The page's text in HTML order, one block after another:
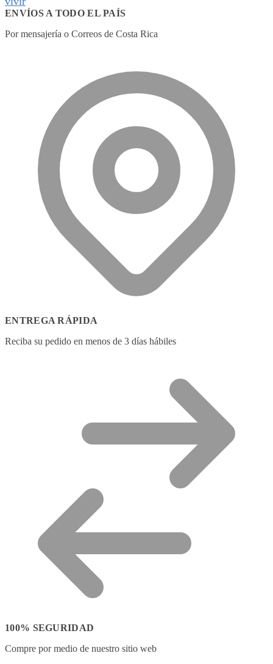
ENVÍOS A TODO EL PAÍS
Por mensajería o Correos de Costa Rica
ENTREGA RÁPIDA
Reciba su pedido en menos de 3 días hábiles
100% SEGURIDAD
Compre por medio de nuestro sitio web